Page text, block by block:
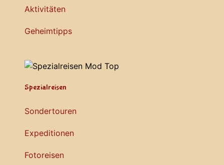
Aktivitäten
Geheimtipps
Spezialreisen
Sondertouren
Expeditionen
Fotoreisen